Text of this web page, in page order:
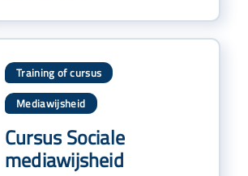
Training of cursus
Mediawijsheid
Cursus Sociale
mediawijsheid